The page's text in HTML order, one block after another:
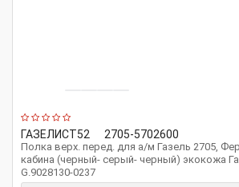
ГАЗЕЛИСТ52 2705-5702600
Полка верх. перед. для а/м Газель 2705,
кабина (черный- серый- черный) экокожа
G.9028130-0237